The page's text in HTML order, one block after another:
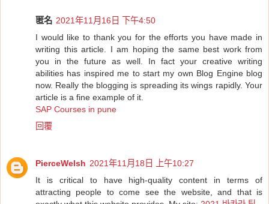
匿名 2021年11月16日 下午4:50
I would like to thank you for the efforts you have made in
writing this article. I am hoping the same best work from
you in the future as well. In fact your creative writing
abilities has inspired me to start my own Blog Engine blog
now. Really the blogging is spreading its wings rapidly. Your
article is a fine example of it.
SAP Courses in pune
回覆
PierceWelsh 2021年11月18日 上午10:27
It is critical to have high-quality content in terms of
attracting people to come see the website, and that is